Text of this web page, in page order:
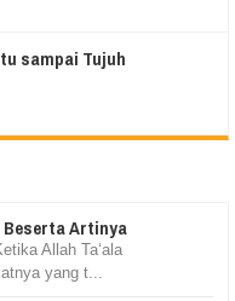
sampai Tujuh
Beserta Artinya
yang t...